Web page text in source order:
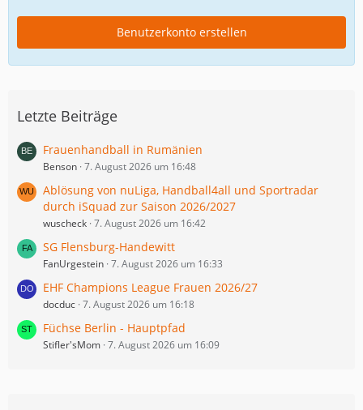
Benutzerkonto erstellen
Letzte Beiträge
Frauenhandball in Rumänien
Benson 7. August 2026 um 16:48
Ablösung von nuLiga, Handball4all und Sportradar
durch iSquad zur Saison 2026/2027
wuscheck 7. August 2026 um 16:42
SG Flensburg-Handewitt
FanUrgestein 7. August 2026 um 16:33
EHF Champions League Frauen 2026/27
docduc 7. August 2026 um 16:18
Füchse Berlin - Hauptpfad
Stifler'sMom 7. August 2026 um 16:09